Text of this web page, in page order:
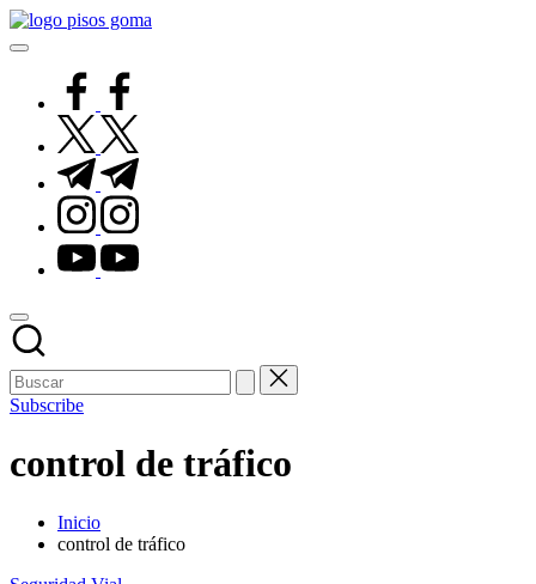
Saltar
al
facebook.com
twitter.com
t.me
instagram.com
youtube.com
Subscribe
control de tráfico
Inicio
control de tráfico